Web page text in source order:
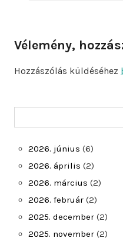
Vélemény,
Hozzászólás küldéséhez
2026. június (6)
2026. április (2)
2026. március (2)
2026. február (2)
2025. december (2)
2025. november (2)